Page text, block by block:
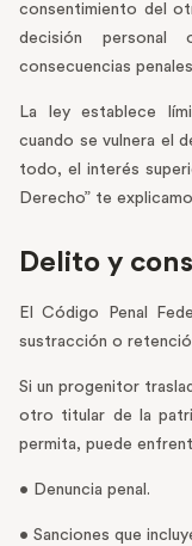
consentimiento del
decisión personal
consecuencias
La ley establece
cuando se vulnera el
todo, el interés
Derecho” te
Delito y
El Código Penal
sustracción o
Si un progenitor
otro titular de la
permita, puede
• Denuncia penal.
• Sanciones que